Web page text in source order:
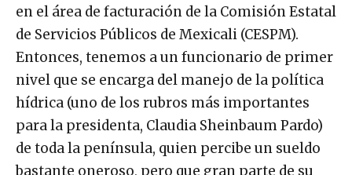
en el área de facturación de la Comisión Estatal
de Servicios Públicos de Mexicali (CESPM).
Entonces, tenemos a un funcionario de primer
nivel que se encarga del manejo de la política
hídrica (uno de los rubros más importantes
para la presidenta, Claudia Sheinbaum Pardo)
de toda la península, quien percibe un sueldo
bastante oneroso, pero que gran parte de su